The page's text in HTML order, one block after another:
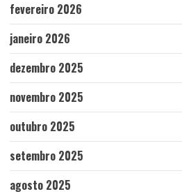
fevereiro 2026
janeiro 2026
dezembro 2025
novembro 2025
outubro 2025
setembro 2025
agosto 2025